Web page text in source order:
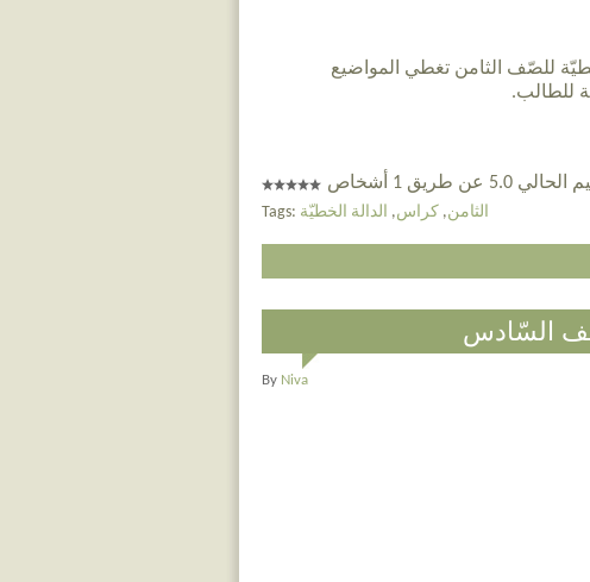
للصّف الثامن تغطي المواضيع
للطالب.
5.0 عن طريق 1 أشخاص
Tags: الثامن, كراس, الدالة الخطيّة
السّادس
By Niva